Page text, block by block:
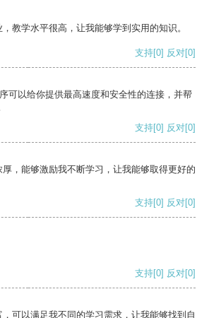
教学水平很高，让我能够学到实用的知识。
支持[0] 反对[0]
可以给你提供最高速度和安全性的连接，并帮
支持[0] 反对[0]
，能够激励我不断学习，让我能够取得更好的
支持[0] 反对[0]
支持[0] 反对[0]
可以满足我不同的学习需求，让我能够找到自